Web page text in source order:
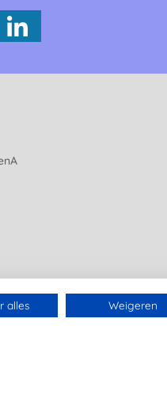
alles Weigeren